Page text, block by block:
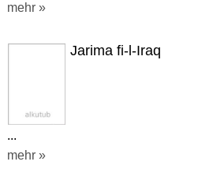
mehr »
Jarima fi-l-Iraq
...
mehr »